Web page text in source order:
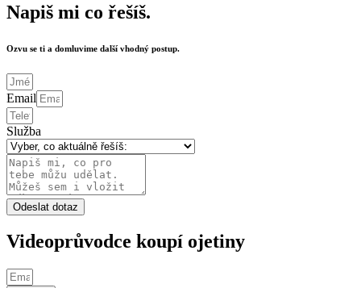
Napiš mi co řešíš.
Ozvu se ti a domluvime další vhodný postup.
Email
Služba
Odeslat dotaz
Videoprůvodce koupí ojetiny